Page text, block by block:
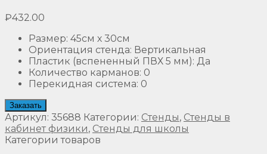
₽432.00
Размер: 45см х 30см
Ориентация стенда: Вертикальная
Пластик (вспененный ПВХ 5 мм): Да
Количество карманов: 0
Перекидная система: 0
Заказать
Артикул: 35688 Категории: Стенды, Стенды в
кабинет физики, Стенды для школы
Категории товаров